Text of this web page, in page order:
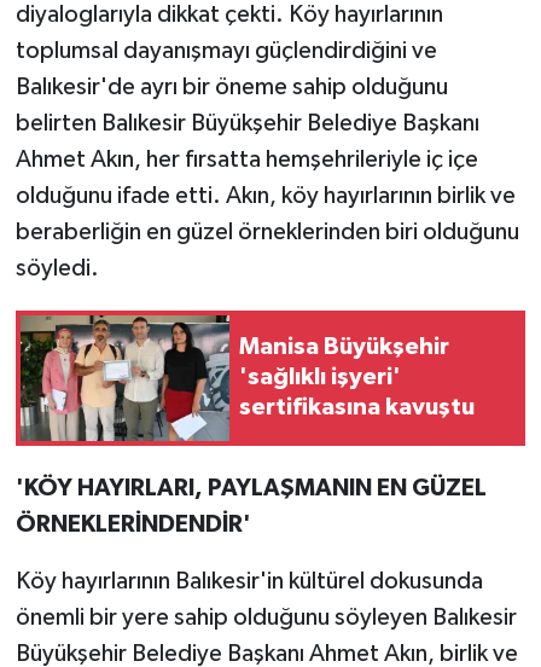
diyaloglarıyla dikkat çekti. Köy hayırlarının
toplumsal dayanışmayı güçlendirdiğini ve
Balıkesir'de ayrı bir öneme sahip olduğunu
belirten Balıkesir Büyükşehir Belediye Başkanı
Ahmet Akın, her fırsatta hemşehrileriyle iç içe
olduğunu ifade etti. Akın, köy hayırlarının birlik ve
beraberliğin en güzel örneklerinden biri olduğunu
söyledi.
Manisa Büyükşehir
'sağlıklı işyeri'
sertifikasına kavuştu
'KÖY HAYIRLARI, PAYLAŞMANIN EN GÜZEL
ÖRNEKLERİNDENDİR'
Köy hayırlarının Balıkesir'in kültürel dokusunda
önemli bir yere sahip olduğunu söyleyen Balıkesir
Büyükşehir Belediye Başkanı Ahmet Akın, birlik ve